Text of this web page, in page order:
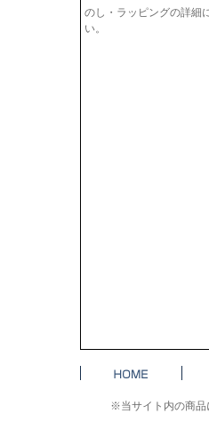
のし・ラッピングの詳細
い。
※当サイト内の商品